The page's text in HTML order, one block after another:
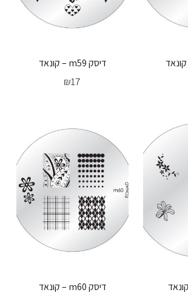
דיסק m59 – קונאד
₪17
דיסק m60 – קונאד